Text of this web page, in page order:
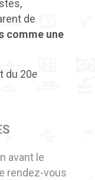
de
comme une
du 20e
avant le
rendez-vous